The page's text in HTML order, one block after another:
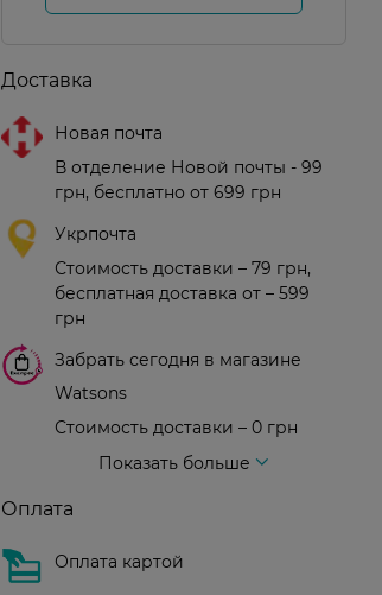
Доставка
Новая почта
В отделение Новой почты - 99
грн, бесплатно от 699 грн
Укрпочта
Стоимость доставки – 79 грн,
бесплатная доставка от – 599
грн
Забрать сегодня в магазине
Watsons
Стоимость доставки – 0 грн
Показать больше
Оплата
Оплата картой